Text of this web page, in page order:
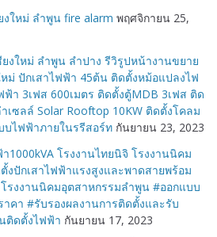
งใหม่ ลำพูน fire alarm พฤศจิกายน 25,
งใหม่ ลำพูน ลำปาง รีวิรูปหน้างานขยาย
ม่ ปักเสาไฟฟ้า 45ต้น ติดตั้งหม้อแปลงไฟ
ฟ้า 3เฟส 600เมตร ติดตั้งตู้MDB 3เฟส ติด
ซลล์ Solar Rooftop 10KW ติดตั้งโคลม
บไฟฟ้าภายในรรีสอร์ท กันยายน 23, 2023
1000kVA โรงงานไทยนิจิ โรงงานนิคม
ปักเสาไฟฟ้าแรงสูงและพาดสายพร้อม
รงงานนิคมอุตสาหกรรมลำพูน #ออกแบบ
คา #รับรองผลงานการติดตั้งและรับ
ติดตั้งไฟฟ้า กันยายน 17, 2023